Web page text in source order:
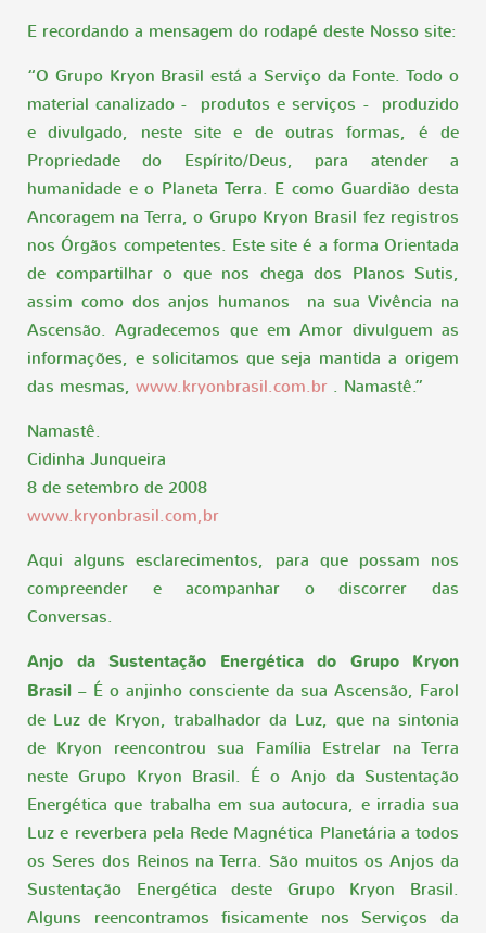
E recordando a mensagem do rodapé deste Nosso site:
“O Grupo Kryon Brasil está a Serviço da Fonte. Todo o
material canalizado - produtos e serviços - produzido
e divulgado, neste site e de outras formas, é de
Propriedade do Espírito/Deus, para atender a
humanidade e o Planeta Terra. E como Guardião desta
Ancoragem na Terra, o Grupo Kryon Brasil fez registros
nos Órgãos competentes. Este site é a forma Orientada
de compartilhar o que nos chega dos Planos Sutis,
assim como dos anjos humanos na sua Vivência na
Ascensão. Agradecemos que em Amor divulguem as
informações, e solicitamos que seja mantida a origem
das mesmas, www.kryonbrasil.com.br . Namastê.”
Namastê.
Cidinha Junqueira
8 de setembro de 2008
www.kryonbrasil.com,br
Aqui alguns esclarecimentos, para que possam nos
compreender e acompanhar o discorrer das
Conversas.
Anjo da Sustentação Energética do Grupo Kryon
Brasil – É o anjinho consciente da sua Ascensão, Farol
de Luz de Kryon, trabalhador da Luz, que na sintonia
de Kryon reencontrou sua Família Estrelar na Terra
neste Grupo Kryon Brasil. É o Anjo da Sustentação
Energética que trabalha em sua autocura, e irradia sua
Luz e reverbera pela Rede Magnética Planetária a todos
os Seres dos Reinos na Terra. São muitos os Anjos da
Sustentação Energética deste Grupo Kryon Brasil.
Alguns reencontramos fisicamente nos Serviços da